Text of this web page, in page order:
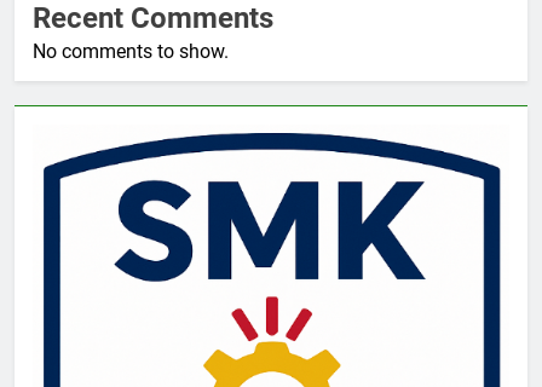
Recent Comments
No comments to show.